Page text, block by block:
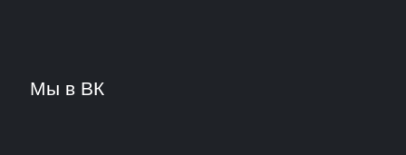
Мы в ВК